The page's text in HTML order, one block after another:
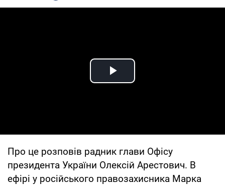
Play Video
Про це розповів радник глави Офісу
президента України Олексій Арестович. В
ефірі у російського правозахисника Марка